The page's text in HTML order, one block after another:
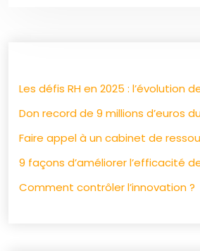
Les défis RH en 2025 :
Don record de 9 millions d’euros
Faire appel à un cabinet de
9 façons d’améliorer l’efficacité
Comment contrôler l’innovation ?